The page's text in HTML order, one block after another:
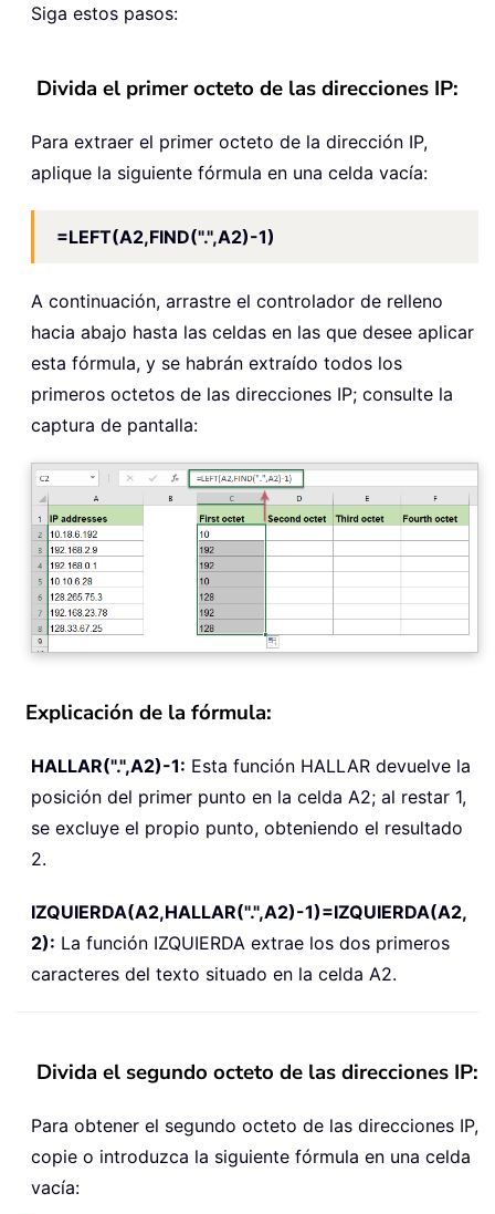
Siga estos pasos:
Divida el primer octeto de las direcciones IP:
Para extraer el primer octeto de la dirección IP,
aplique la siguiente fórmula en una celda vacía:
=LEFT(A2,FIND(".",A2)-1)
A continuación, arrastre el controlador de relleno
hacia abajo hasta las celdas en las que desee aplicar
esta fórmula, y se habrán extraído todos los
primeros octetos de las direcciones IP; consulte la
captura de pantalla:
Explicación de la fórmula:
HALLAR(".",A2)-1: Esta función HALLAR devuelve la
posición del primer punto en la celda A2; al restar 1,
se excluye el propio punto, obteniendo el resultado
2.
IZQUIERDA(A2,HALLAR(".",A2)-1)=IZQUIERDA(A2,
2): La función IZQUIERDA extrae los dos primeros
caracteres del texto situado en la celda A2.
Divida el segundo octeto de las direcciones IP:
Para obtener el segundo octeto de las direcciones IP,
copie o introduzca la siguiente fórmula en una celda
vacía: